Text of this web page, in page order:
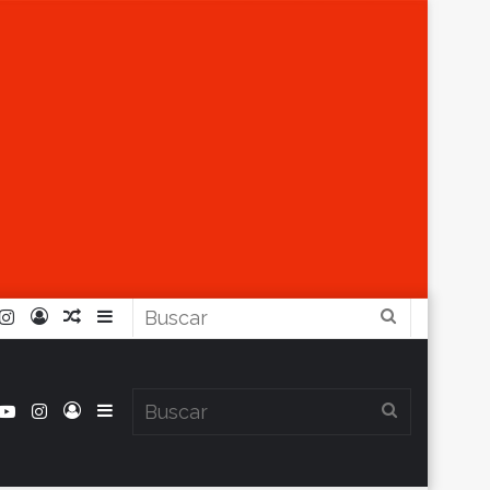
Barra
Artículo
Iniciar
Instagram
Barra
Iniciar
Instagram
YouTube